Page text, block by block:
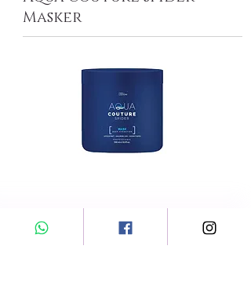
Masker
BTX Aqua Couture
Macadamia Hydratatie